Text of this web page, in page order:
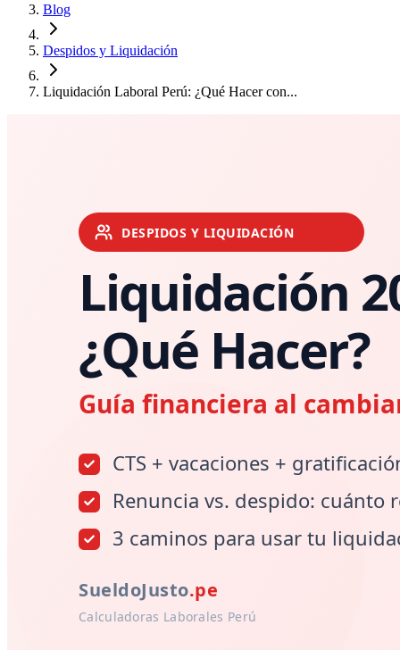
Blog
Despidos y Liquidación
Liquidación Laboral Perú: ¿Qué Hacer con...